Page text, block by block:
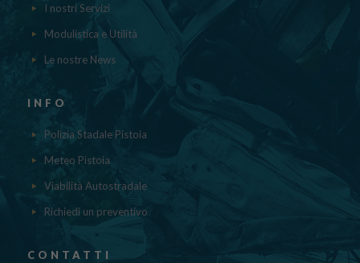
I nostri Servizi
Modulistica e Utilità
Le nostre News
INFO
Polizia Stadale Pistoia
Meteo Pistoia
Viabilità Autostradale
Richiedi un preventivo
CONTATTI